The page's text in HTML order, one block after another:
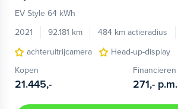
EV Style 64 kWh
2021
92.181 km 484 km actieradius
achteruitrijcamera
Head-up-display
Kopen
21.445,-
Financieren
271,- p.m.